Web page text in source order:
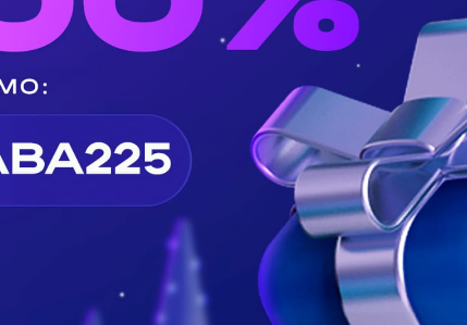
Bruges ce mercredi soir en Ligue des champions.